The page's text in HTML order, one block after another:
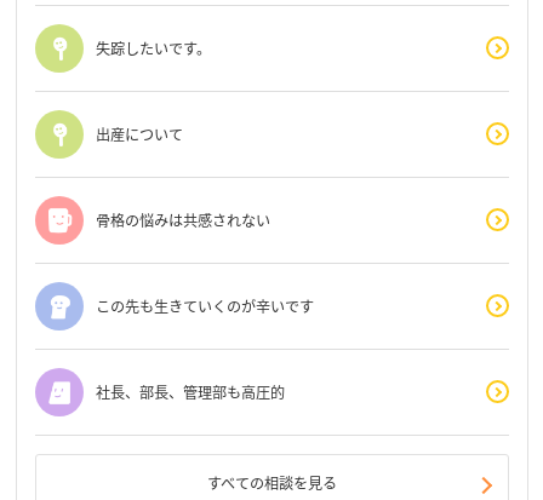
失踪したいです。
出産について
骨格の悩みは共感されない
この先も生きていくのが辛いです
社長、部長、管理部も高圧的
すべての相談を見る